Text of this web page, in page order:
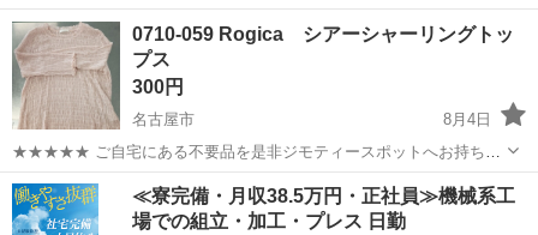
愛知 名古屋市
0710-059 Rogica シアーシャーリングトッ
プス
300円
名古屋市
8月4日
★★★★★ ご自宅にある不要品を是非ジモティースポットへお持ち込
みしませんか？ 家電、趣味・スポーツ・レジャー用品、こども用品、
衣料服飾品、生活雑貨、家具、本、CD・DVDなどが無料でまとめて持
ち込めます！ ※詳細はこ...
愛知 名古屋市 カットソー 現地
≪寮完備・月収38.5万円・正社員≫機械系工
場での組立・加工・プレス 日勤